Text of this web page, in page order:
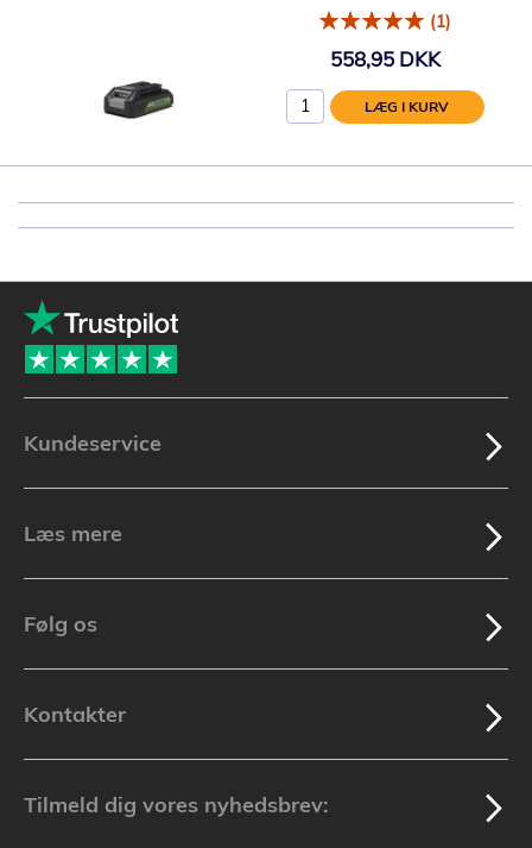
(1)
558,95 DKK
LÆG I KURV
Kundeservice
Læs mere
Følg os
Kontakter
Tilmeld dig vores nyhedsbrev: